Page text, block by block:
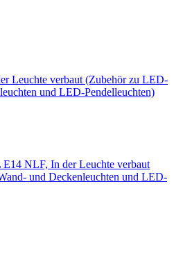
Leuchte verbaut (Zubehör zu LED-
und LED-Pendelleuchten)
NLF, In der Leuchte verbaut
und Deckenleuchten und LED-